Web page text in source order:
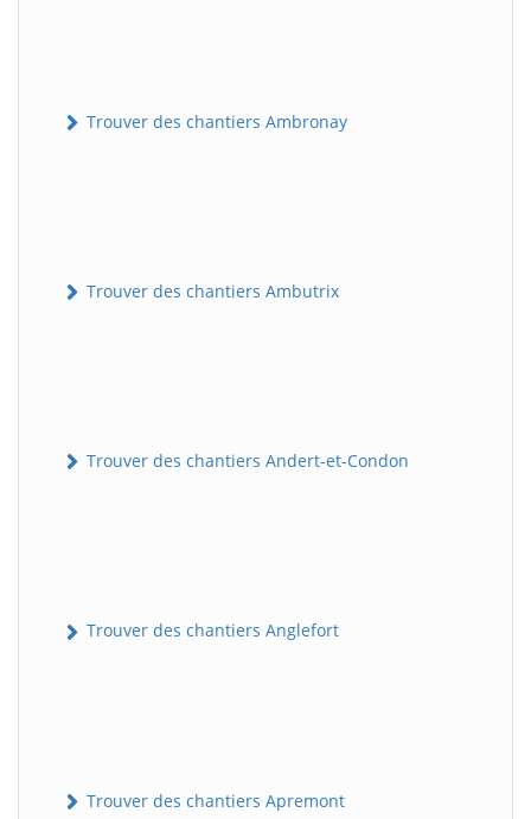
Trouver des chantiers Ambronay
Trouver des chantiers Ambutrix
Trouver des chantiers Andert-et-Condon
Trouver des chantiers Anglefort
Trouver des chantiers Apremont